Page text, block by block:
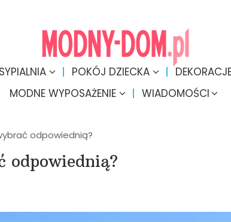
SYPIALNIA POKÓJ DZIECKA
MODNE WYPOSAŻENIE
WIADOMOŚCI
odpowiednią?
odpowiednią?